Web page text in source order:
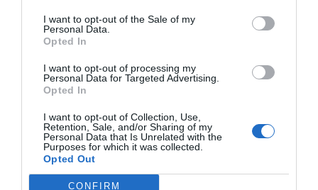
I want to opt-out of the Sale of my
Personal Data.
Opted In
I want to opt-out of processing my
Personal Data for Targeted Advertising.
Opted In
I want to opt-out of Collection, Use,
Retention, Sale, and/or Sharing of my
Personal Data that Is Unrelated with the
Purposes for which it was collected.
Opted Out
CONFIRM
Yoghurtsås med vitlök
Yoghurtsås med vitlök är snabblagad, god, lättlagad
och nyttig. Serveringsförslag En kall vitlökssås...